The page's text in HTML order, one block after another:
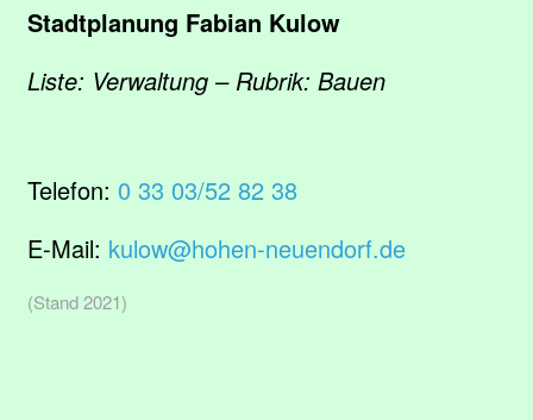
Stadtplanung Fabian Kulow
Liste: Verwaltung – Rubrik: Bauen
Telefon: 0 33 03/52 82 38
E-Mail: kulow@hohen-neuendorf.de
(Stand 2021)